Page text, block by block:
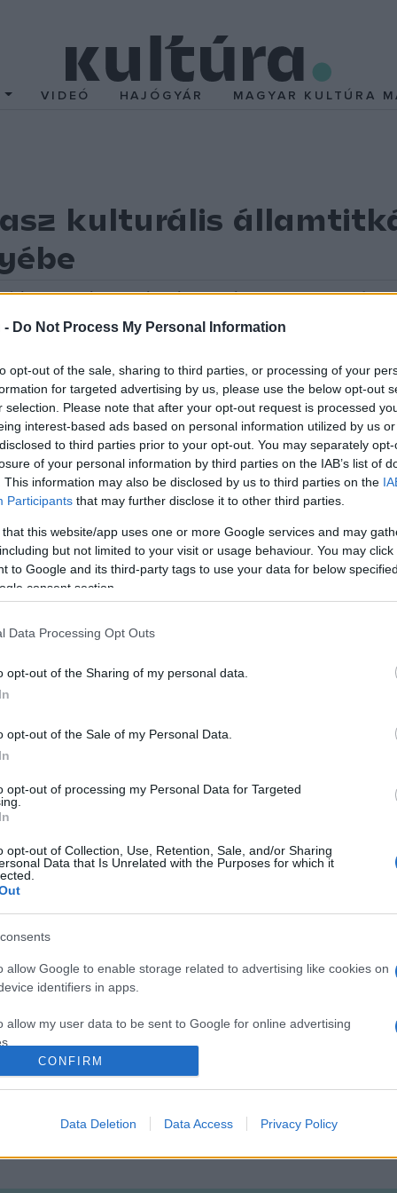
- Do Not Process My Personal Information
opt-out of the sale, sharing to third parties, or processing of your
for targeted advertising by us, please use the below opt-out
selection. Please note that after your opt-out request is processed
interest-based ads based on personal information utilized by us
to third parties prior to your opt-out. You may separately
of your personal information by third parties on the IAB’s list of
This information may also be disclosed by us to third parties on the
Participants that may further disclose it to other third parties.
that this website/app uses one or more Google services and may
but not limited to your visit or usage behaviour. You may
to Google and its third-party tags to use your data for below
consent section.
Data Processing Opt Outs
opt-out of the Sharing of my personal data.
opt-out of the Sale of my Personal Data.
opt-out of processing my Personal Data for Targeted
opt-out of Collection, Use, Retention, Sale, and/or Sharing
Data that Is Unrelated with the Purposes for which it
allow Google to enable storage related to advertising like cookies on
identifiers in apps.
allow my user data to be sent to Google for online advertising
allow Google to send me personalized advertising.
allow Google to enable storage related to analytics like cookies on
CONFIRM
Data Deletion Data Access Privacy Policy
VIDEÓ HAJÓGYÁR MAGYAR KULTÚRA
kulturális
államtitkára, Vittorio Sgarbi ellen azzal a
kiállításon – jelentette be szerdán a közép-
alapján kezdődött: ebben beszámoltak egy 2021-es
Péter elfogatásacímű, vászonra készült festményét,
illegális beszerzését úgy próbálták elleplezni, hogy a
kiemelve, hogy azt az eredeti keretéből kivágva
nála a kép megvásárlásának szándékával, akit később az
egy tépett állapotú vászonképet mutatott be egy
Péter elfogatását, amelyet később a 2021-es kiállításon is
hogy a kiállított kép bal felső sarkában megjelent
feltüntetni az ellopott festményt.
történészként és művészeti íróként ismertté vált és a
azt állítja, hogy a festményt az édesanyja által 2000-ben
adott nyilatkozatában pedig azt mondta, rejtély helyett
került eredeti kép egy rossz másolata.
van: azzal gyanúsítják, hogy az olasz kormány
illetve azzal, hogy értékesítési céllal próbált külföldre
Gennaro Sangiuliano kulturális miniszter a Rainak adott
pedig még nem reagált az ügyre.
EPA / Riccardo Antimiani
VILÁG